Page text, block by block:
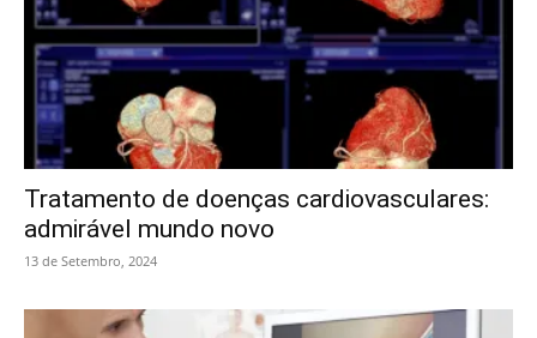
Tratamento de doenças cardiovasculares:
admirável mundo novo
13 de Setembro, 2024